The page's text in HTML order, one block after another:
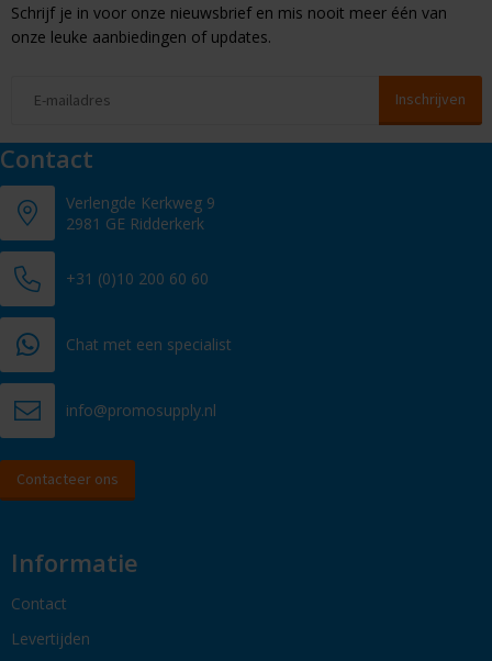
Schrijf je in voor onze nieuwsbrief en mis nooit meer één van
onze leuke aanbiedingen of updates.
Contact
Verlengde Kerkweg 9
2981 GE Ridderkerk
+31 (0)10 200 60 60
Chat met een specialist
info@promosupply.nl
Contacteer ons
Informatie
Contact
Levertijden